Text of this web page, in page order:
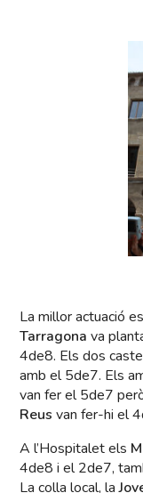
La millor actuació
Tarragona va
4de8. Els dos
amb el 5de7. Els
van fer el 5de7
Reus van fer-hi el
A l’Hospitalet els
4de8 i el 2de7,
La colla local, la